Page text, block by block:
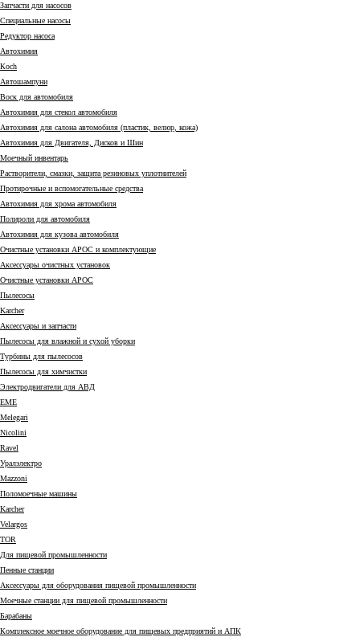
Запчасти для насосов
Специальные насосы
Редуктор насоса
Автохимия
Коch
Автошампуни
Воск для автомобиля
Автохимия для стекол автомобиля
Автохимия для салона автомобиля (пластик, велюр, кожа)
Автохимия для Двигателя, Дисков и Шин
Моечный инвентарь
Растворители, смазки, защита резиновых уплотнителей
Протирочные и вспомогательные средства
Автохимия для хрома автомобиля
Полироли для автомобиля
Автохимия для кузова автомобиля
Очистные установки АРОС и комплектующие
Аксессуары очистных установок
Очистные установки АРОС
Пылесосы
Karcher
Аксессуары и запчасти
Пылесосы для влажной и сухой уборки
Турбины для пылесосов
Пылесосы для химчистки
Электродвигатели для АВД
EME
Melegari
Nicolini
Ravel
Уралэлектро
Mazzoni
Поломоечные машины
Karcher
Velargos
TOR
Для пищевой промышленности
Пенные станции
Аксессуары для оборудования пищевой промышленности
Моечные станции для пищевой промышленности
Барабаны
Комплексное моечное оборудование для пищевых предприятий и АПК